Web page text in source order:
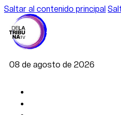
Saltar al contenido principal
08 de agosto de 2026